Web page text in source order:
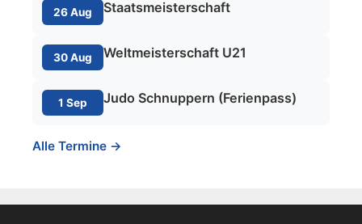
26 Aug Staatsmeisterschaft
30 Aug Weltmeisterschaft U21
1 Sep Judo Schnuppern (Ferienpass)
Alle Termine →